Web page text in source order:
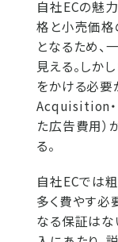
自社ECの魅
格と小売価格
となるため、
見える。しか
をかける必要
Acquisition・
た広告費用）
る。
自社ECでは
多く費やす必
なる保証はな